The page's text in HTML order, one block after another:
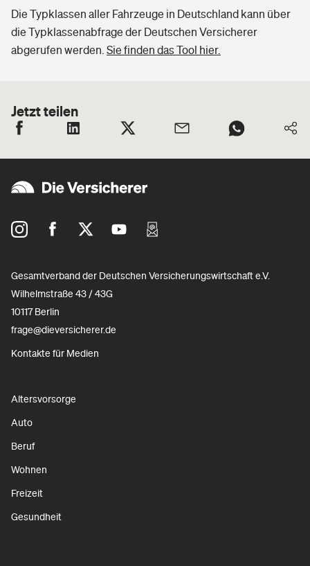
Die Typklassen aller Fahrzeuge in Deutschland kann über
die Typklassenabfrage der Deutschen Versicherer
abgerufen werden. Sie finden das Tool hier.
Jetzt teilen
Gesamtverband der Deutschen Versicherungswirtschaft e.V.
Wilhelmstraße 43 / 43G
10117 Berlin
frage@dieversicherer.de
Kontakte für Medien
Altersvorsorge
Auto
Beruf
Wohnen
Freizeit
Gesundheit